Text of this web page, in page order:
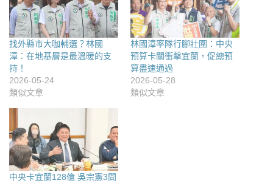
找外縣市大咖輔選？林國
漳：在地基層是最溫暖的支
持！
2026-05-24
類似文章
林國漳率隊行腳壯圍：中央
預算卡關衝擊宜蘭，促總預
算盡速通過
2026-05-28
類似文章
中央卡宜蘭128億 吳宗憲3問